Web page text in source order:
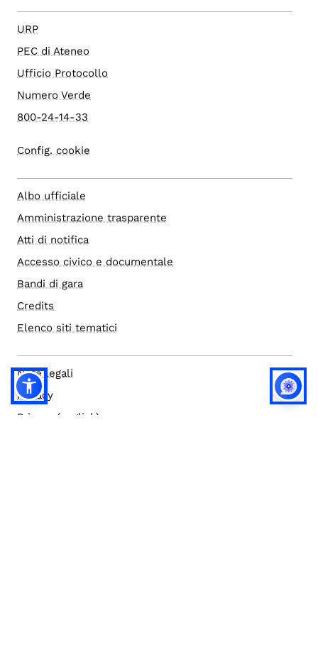
URP
PEC di Ateneo
Ufficio Protocollo
Numero Verde
800-24-14-33
Config. cookie
Albo ufficiale
Amministrazione trasparente
Atti di notifica
Accesso civico e documentale
Bandi di gara
Credits
Elenco siti tematici
Note legali
Privacy
Privacy (english)